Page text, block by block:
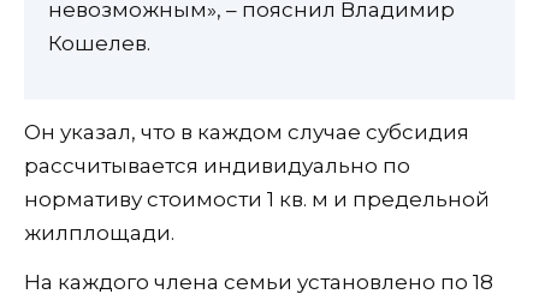
невозможным», – пояснил Владимир
Кошелев.
Он указал, что в каждом случае субсидия
рассчитывается индивидуально по
нормативу стоимости 1 кв. м и предельной
жилплощади.
На каждого члена семьи установлено по 18